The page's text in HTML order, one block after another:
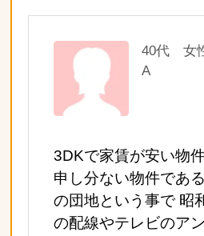
40代 女
A
3DKで家賃が安い物
申し分ない物件であ
の団地という事で 昭
の配線やテレビのア